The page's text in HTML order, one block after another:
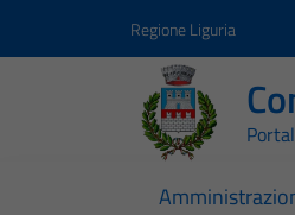
Regione Liguria